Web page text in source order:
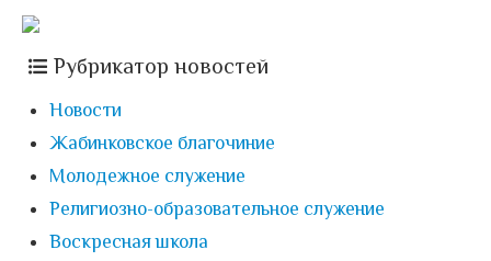
Рубрикатор новостей
Новости
Жабинковское благочиние
Молодежное служение
Религиозно-образовательное служение
Воскресная школа